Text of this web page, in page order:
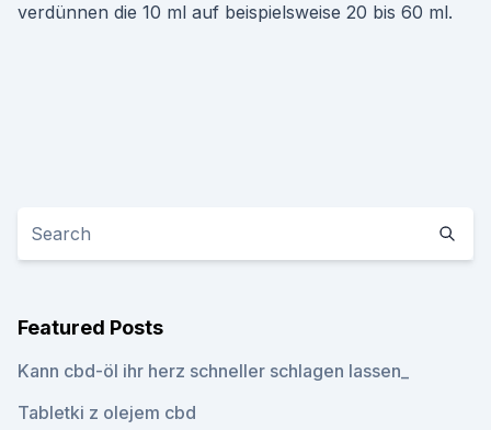
verdünnen die 10 ml auf beispielsweise 20 bis 60 ml.
Featured Posts
Kann cbd-öl ihr herz schneller schlagen lassen_
Tabletki z olejem cbd